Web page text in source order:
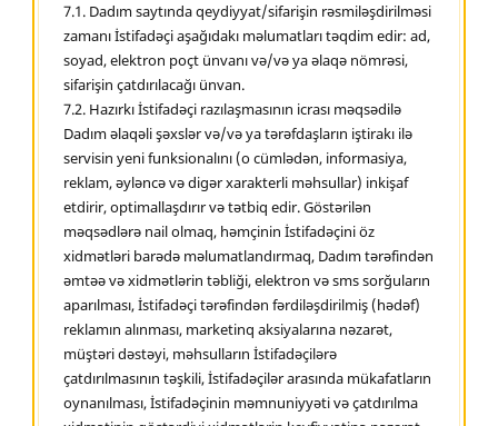
7.1. Dadım saytında qeydiyyat/sifarişin rəsmiləşdirilməsi
zamanı İstifadəçi aşağıdakı məlumatları təqdim edir: ad,
soyad, elektron poçt ünvanı və/və ya əlaqə nömrəsi,
sifarişin çatdırılacağı ünvan.
7.2. Hazırkı İstifadəçi razılaşmasının icrası məqsədilə
Dadım əlaqəli şəxslər və/və ya tərəfdaşların iştirakı ilə
servisin yeni funksionalını (o cümlədən, informasiya,
reklam, əyləncə və digər xarakterli məhsullar) inkişaf
etdirir, optimallaşdırır və tətbiq edir. Göstərilən
məqsədlərə nail olmaq, həmçinin İstifadəçini öz
xidmətləri barədə məlumatlandırmaq, Dadım tərəfindən
əmtəə və xidmətlərin təbliği, elektron və sms sorğuların
aparılması, İstifadəçi tərəfindən fərdiləşdirilmiş (hədəf)
reklamın alınması, marketinq aksiyalarına nəzarət,
müştəri dəstəyi, məhsulların İstifadəçilərə
çatdırılmasının təşkili, İstifadəçilər arasında mükafatların
oynanılması, İstifadəçinin məmnuniyyəti və çatdırılma